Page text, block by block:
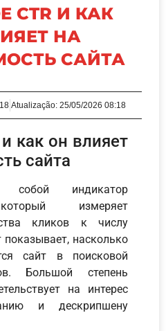
CTR И КАК
НА
САЙТА
Atualização: 25/05/2026 08:18
как он влияет
сайта
собой индикатор
измеряет
кликов к числу
насколько
сайт в поисковой
Большой степень
на интерес
и дескрипшену